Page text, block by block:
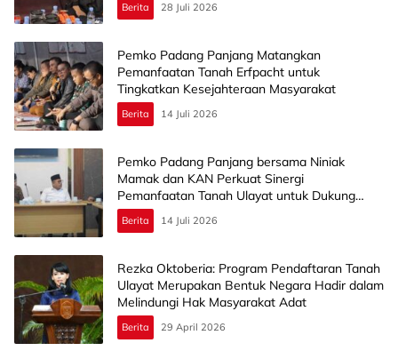
Berita 28 Juli 2026
Pemko Padang Panjang Matangkan
Pemanfaatan Tanah Erfpacht untuk
Tingkatkan Kesejahteraan Masyarakat
Berita 14 Juli 2026
Pemko Padang Panjang bersama Niniak
Mamak dan KAN Perkuat Sinergi
Pemanfaatan Tanah Ulayat untuk Dukung
Pembangunan
Berita 14 Juli 2026
Rezka Oktoberia: Program Pendaftaran Tanah
Ulayat Merupakan Bentuk Negara Hadir dalam
Melindungi Hak Masyarakat Adat
Berita 29 April 2026